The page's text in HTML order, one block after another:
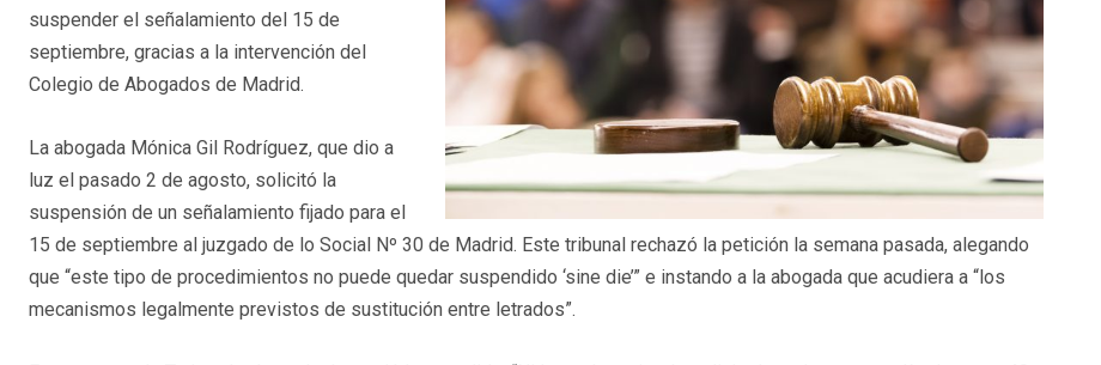
suspender el señalamiento del 15 de
septiembre, gracias a la intervención del
Colegio de Abogados de Madrid.
La abogada Mónica Gil Rodríguez, que dio a
luz el pasado 2 de agosto, solicitó la
suspensión de un señalamiento fijado para el
15 de septiembre al juzgado de lo Social Nº 30 de Madrid. Este tribunal rechazó la petición la semana pasada, alegando
que “este tipo de procedimientos no puede quedar suspendido ‘sine die’” e instando a la abogada que acudiera a “los
mecanismos legalmente previstos de sustitución entre letrados”.